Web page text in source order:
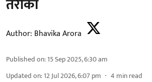
Author: Bhavika Arora
Published on:15 Sep 2025, 6:30 am
Updated on:12 Jul 2026, 6:07 pm 4 min read